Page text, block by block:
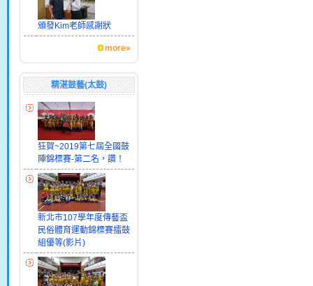
頒發Kim老師感謝狀
more»
精湛鼓藝(太鼓)
狂賀~2019第七屆全國鼓
陣錦標賽-第二名，讚！
新北市107學年度傳藝盃
民俗體育運動錦標賽擂鼓
組優等(影片)